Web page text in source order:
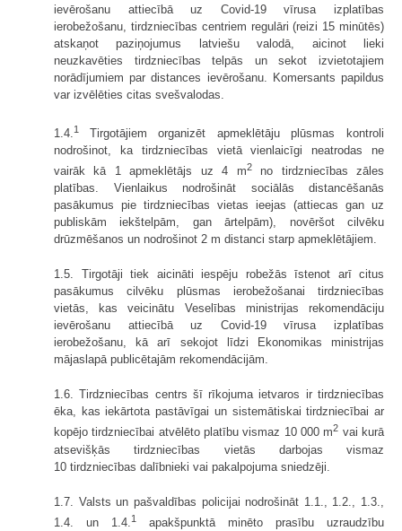
ievērošanu attiecībā uz Covid-19 vīrusa izplatības
ierobežošanu, tirdzniecības centriem regulāri (reizi 15 minūtēs)
atskaņot paziņojumus latviešu valodā, aicinot lieki
neuzkavēties tirdzniecības telpās un sekot izvietotajiem
norādījumiem par distances ievērošanu. Komersants papildus
var izvēlēties citas svešvalodas.
1.4.1 Tirgotājiem organizēt apmeklētāju plūsmas kontroli
nodrošinot, ka tirdzniecības vietā vienlaicīgi neatrodas ne
vairāk kā 1 apmeklētājs uz 4 m2no tirdzniecības zāles
platības. Vienlaikus nodrošināt sociālās distancēšanās
pasākumus pie tirdzniecības vietas ieejas (attiecas gan uz
publiskām iekštelpām, gan ārtelpām), novēršot cilvēku
drūzmēšanos un nodrošinot 2 m distanci starp apmeklētājiem.
1.5. Tirgotāji tiek aicināti iespēju robežās īstenot arī citus
pasākumus cilvēku plūsmas ierobežošanai tirdzniecības
vietās, kas veicinātu Veselības ministrijas rekomendāciju
ievērošanu attiecībā uz Covid-19 vīrusa izplatības
ierobežošanu, kā arī sekojot līdzi Ekonomikas ministrijas
mājaslapā publicētajām rekomendācijām.
1.6. Tirdzniecības centrs šī rīkojuma ietvaros ir tirdzniecības
ēka, kas iekārtota pastāvīgai un sistemātiskai tirdzniecībai ar
kopējo tirdzniecībai atvēlēto platību vismaz 10 000 m2 vai kurā
atsevišķās tirdzniecības vietās darbojas vismaz
10 tirdzniecības dalībnieki vai pakalpojuma sniedzēji.
1.7. Valsts un pašvaldības policijai nodrošināt 1.1., 1.2., 1.3.,
1.4. un 1.4.1 apakšpunktā minēto prasību uzraudzību